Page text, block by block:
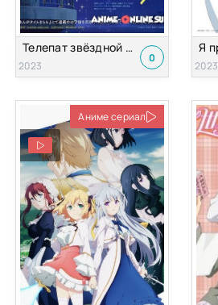
Телепат звёздной пыли
2023
0
2023
Аниме сериал